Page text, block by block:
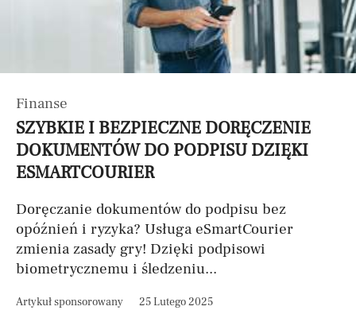
Finanse
SZYBKIE I BEZPIECZNE DORĘCZENIE
DOKUMENTÓW DO PODPISU DZIĘKI
ESMARTCOURIER
Doręczanie dokumentów do podpisu bez
opóźnień i ryzyka? Usługa eSmartCourier
zmienia zasady gry! Dzięki podpisowi
biometrycznemu i śledzeniu...
Artykuł sponsorowany 25 Lutego 2025